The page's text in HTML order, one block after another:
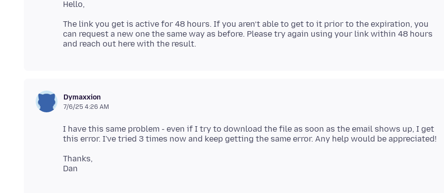
The link you get is active for 48 hours. If you aren’t able to get to it prior to the expiration, you
can request a new one the same way as before. Please try again using your link within 48 hours
Dymaxxion
7/6/25 4:26 AM
I have this same problem - even if I try to download the file as soon as the email shows up, I get
Thanks,